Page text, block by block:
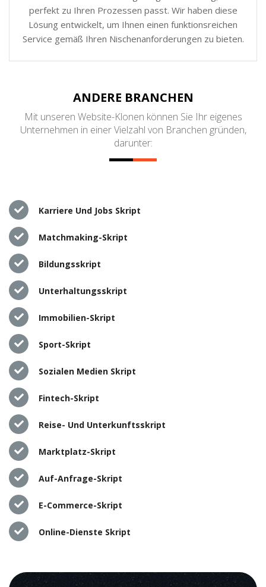
perfekt zu Ihren Prozessen passt. Wir haben diese
Lösung entwickelt, um Ihnen einen funktionsreichen
Service gemäß Ihren Nischenanforderungen zu bieten.
ANDERE BRANCHEN
Mit unseren Website-Klonen können Sie Ihr eigenes
Unternehmen in einer Vielzahl von Branchen gründen,
darunter:
Karriere Und Jobs Skript
Matchmaking-Skript
Bildungsskript
Unterhaltungsskript
Immobilien-Skript
Sport-Skript
Sozialen Medien Skript
Fintech-Skript
Reise- Und Unterkunftsskript
Marktplatz-Skript
Auf-Anfrage-Skript
E-Commerce-Skript
Online-Dienste Skript